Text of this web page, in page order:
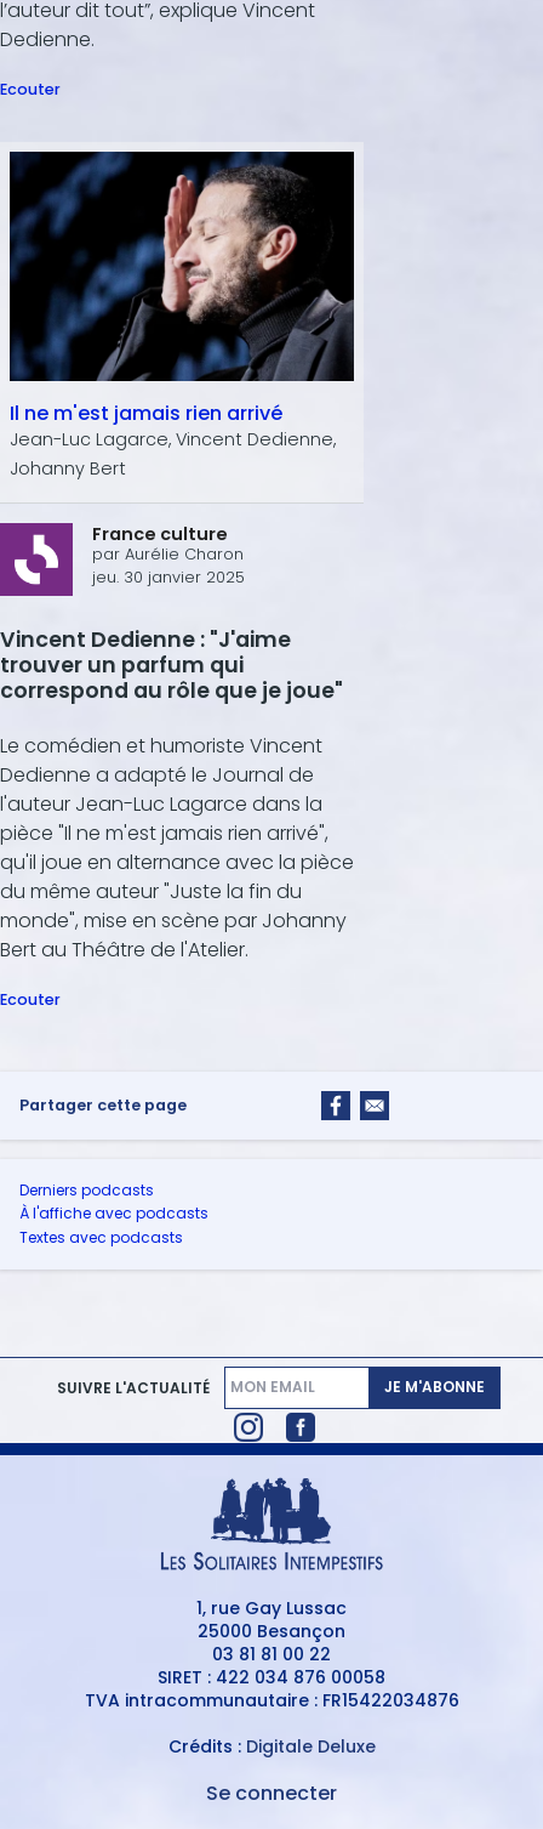
l’auteur dit tout”, explique Vincent
Dedienne.
Ecouter
Il ne m'est jamais rien arrivé
Jean-Luc Lagarce, Vincent Dedienne,
Johanny Bert
France culture
par Aurélie Charon
jeu. 30 janvier 2025
Vincent Dedienne : "J'aime
trouver un parfum qui
correspond au rôle que je joue"
Le comédien et humoriste Vincent
Dedienne a adapté le Journal de
l'auteur Jean-Luc Lagarce dans la
pièce "Il ne m'est jamais rien arrivé",
qu'il joue en alternance avec la pièce
du même auteur "Juste la fin du
monde", mise en scène par Johanny
Bert au Théâtre de l'Atelier.
Ecouter
Partager cette page
Derniers podcasts
À l'affiche avec podcasts
Textes avec podcasts
SUIVRE L'ACTUALITÉ JE M'ABONNE
1, rue Gay Lussac
25000 Besançon
03 81 81 00 22
SIRET : 422 034 876 00058
TVA intracommunautaire : FR15422034876
Crédits : Digitale Deluxe
Se connecter